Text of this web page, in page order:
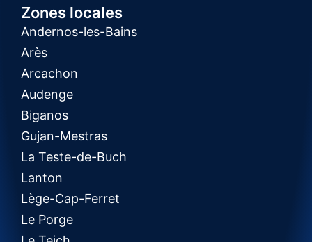
Zones locales
Andernos-les-Bains
Arès
Arcachon
Audenge
Biganos
Gujan-Mestras
La Teste-de-Buch
Lanton
Lège-Cap-Ferret
Le Porge